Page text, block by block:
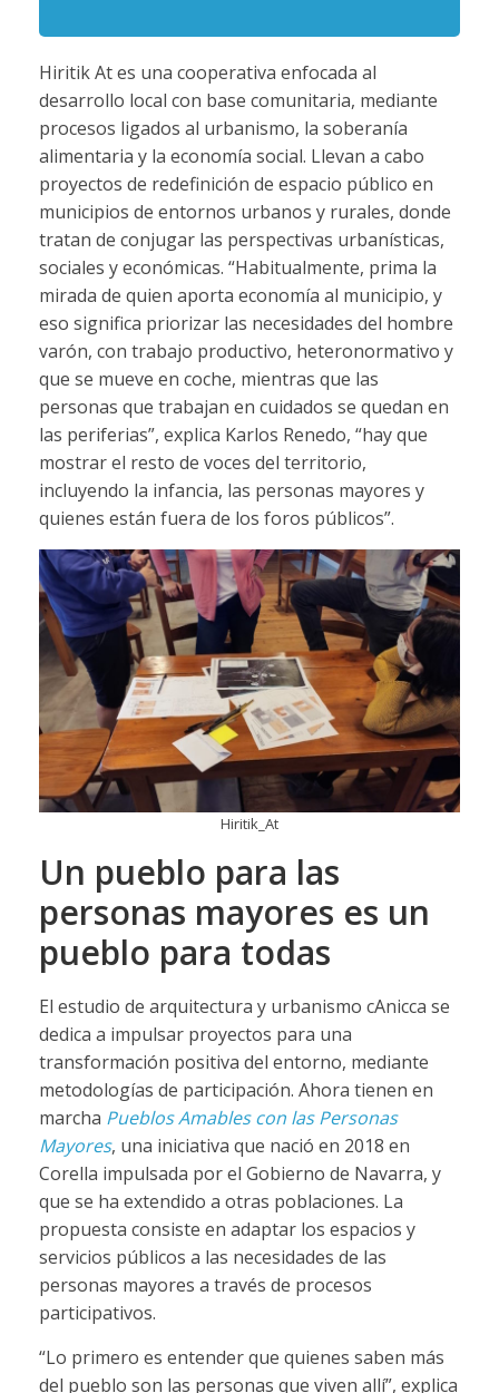
Hiritik At es una cooperativa enfocada al
desarrollo local con base comunitaria, mediante
procesos ligados al urbanismo, la soberanía
alimentaria y la economía social. Llevan a cabo
proyectos de redefinición de espacio público en
municipios de entornos urbanos y rurales, donde
tratan de conjugar las perspectivas urbanísticas,
sociales y económicas. “Habitualmente, prima la
mirada de quien aporta economía al municipio, y
eso significa priorizar las necesidades del hombre
varón, con trabajo productivo, heteronormativo y
que se mueve en coche, mientras que las
personas que trabajan en cuidados se quedan en
las periferias”, explica Karlos Renedo, “hay que
mostrar el resto de voces del territorio,
incluyendo la infancia, las personas mayores y
quienes están fuera de los foros públicos”.
Hiritik_At
Un pueblo para las
personas mayores es un
pueblo para todas
El estudio de arquitectura y urbanismo cAnicca se
dedica a impulsar proyectos para una
transformación positiva del entorno, mediante
metodologías de participación. Ahora tienen en
marcha Pueblos Amables con las Personas
Mayores, una iniciativa que nació en 2018 en
Corella impulsada por el Gobierno de Navarra, y
que se ha extendido a otras poblaciones. La
propuesta consiste en adaptar los espacios y
servicios públicos a las necesidades de las
personas mayores a través de procesos
participativos.
“Lo primero es entender que quienes saben más
del pueblo son las personas que viven allí”, explica